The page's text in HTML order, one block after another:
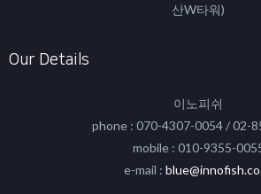
산W타워)
Our Details
이노피쉬
phone : 070-4307-0054 / 02-
mobile : 010-9355-
e-mail :